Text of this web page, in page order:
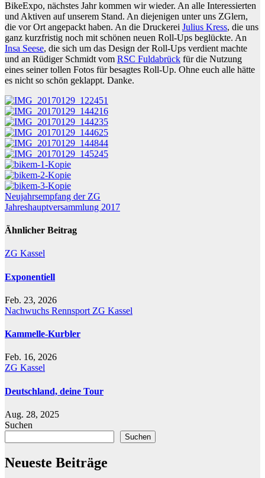
BikeExpo, nächstes Jahr kommen wir wieder. An alle Interessierten
und Aktiven auf unserem Stand. An diejenigen unter uns ZGlern,
die vor Ort angepackt haben. An die Druckerei Julius Kress, die uns
ganz kurzfristig noch mit schönen neuen Roll-Ups beglückte. An
Insa Seese, die sich um das Design der Roll-Ups verdient machte
und an Rüdiger Schmidt vom RSC Fuldabrück für die Nutzung
eines seiner tollen Fotos für besagtes Roll-Up. Ohne euch alle hätte
es nicht so schön geklappt. Danke.
Beitragsnavigation
Neujahrsempfang der ZG
Jahreshauptversammlung 2017
Ähnlicher Beitrag
ZG Kassel
Exponentiell
Feb. 23, 2026
Nachwuchs Rennsport ZG Kassel
Kammelle-Kurbler
Feb. 16, 2026
ZG Kassel
Deutschland, deine Tour
Aug. 28, 2025
Suchen
Suchen
Neueste Beiträge